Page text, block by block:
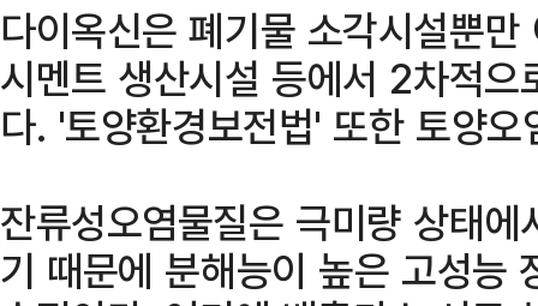
다이옥신은 폐기물 소각시설뿐
시멘트 생산시설 등에서 2차적
다. '토양환경보전법' 또한 토양
잔류성오염물질은 극미량 상태
기 때문에 분해능이 높은 고성능